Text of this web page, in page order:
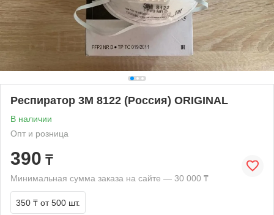
Респиратор 3М 8122 (Россия) ORIGINAL
В наличии
Опт и розница
390 ₸
Минимальная сумма заказа на сайте — 30 000 ₸
350 ₸ от 500 шт.